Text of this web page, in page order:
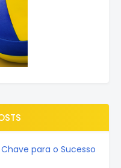
para o Sucesso